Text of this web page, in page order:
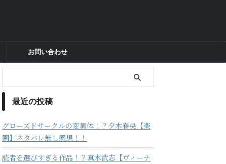
お問い合わせ
最近の投稿
グローズドサークルの変異体！？夕木春央【楽
園】ネタバレ無し感想！！
読者を選びすぎる作品！？真木武志【ヴィーナ